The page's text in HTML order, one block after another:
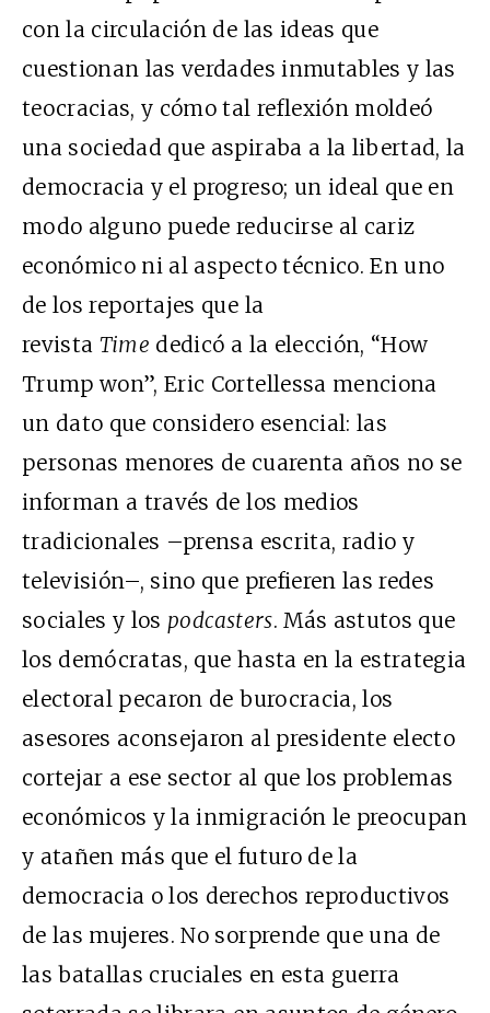
con la circulación de las ideas que
cuestionan las verdades inmutables y las
teocracias, y cómo tal reflexión moldeó
una sociedad que aspiraba a la libertad, la
democracia y el progreso; un ideal que en
modo alguno puede reducirse al cariz
económico ni al aspecto técnico. En uno
de los reportajes que la
revista Time dedicó a la elección, “How
Trump won”, Eric Cortellessa menciona
un dato que considero esencial: las
personas menores de cuarenta años no se
informan a través de los medios
tradicionales –prensa escrita, radio y
televisión–, sino que prefieren las redes
sociales y los podcasters. Más astutos que
los demócratas, que hasta en la estrategia
electoral pecaron de burocracia, los
asesores aconsejaron al presidente electo
cortejar a ese sector al que los problemas
económicos y la inmigración le preocupan
y atañen más que el futuro de la
democracia o los derechos reproductivos
de las mujeres. No sorprende que una de
las batallas cruciales en esta guerra